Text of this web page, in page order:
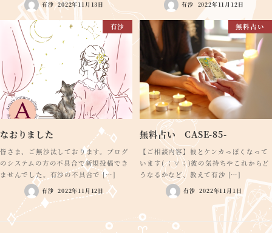
有沙 2022年11月13日 有沙 2022年11月12日
有沙
なおりました
皆さま、ご無沙汰しております。ブログ
のシステムの方の不具合で新規投稿でき
ませんでした。有沙の不具合で […]
有沙 2022年11月12日
無料占い
無料占い CASE-85-
【ご相談内容】彼とケンカっぽくなって
います( ；∀；)彼の気持ちやこれからど
うなるかなど、教えて有沙 […]
有沙 2022年11月1日